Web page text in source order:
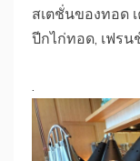
สเตชั่นของทอด
ปีกไก่ทอด, เฟรน
.